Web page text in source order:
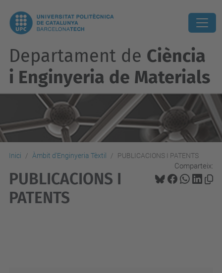
Departament de Ciència
i Enginyeria de Materials
Inici Àmbit d'Enginyeria Tèxtil PUBLICACIONS I PATENTS
Comparteix:
PUBLICACIONS I
PATENTS